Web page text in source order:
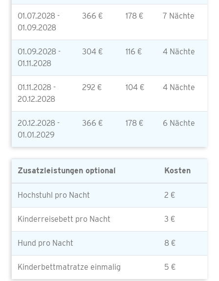
01.07.2028 -
01.09.2028
366 € 178 € 7 Nächte
01.09.2028 -
01.11.2028
304 € 116 € 4 Nächte
01.11.2028 -
20.12.2028
292 € 104 € 4 Nächte
20.12.2028 -
01.01.2029
366 € 178 € 6 Nächte
Zusatzleistungen optional Kosten
Hochstuhl pro Nacht 2 €
Kinderreisebett pro Nacht 3 €
Hund pro Nacht 8 €
Kinderbettmatratze einmalig 5 €